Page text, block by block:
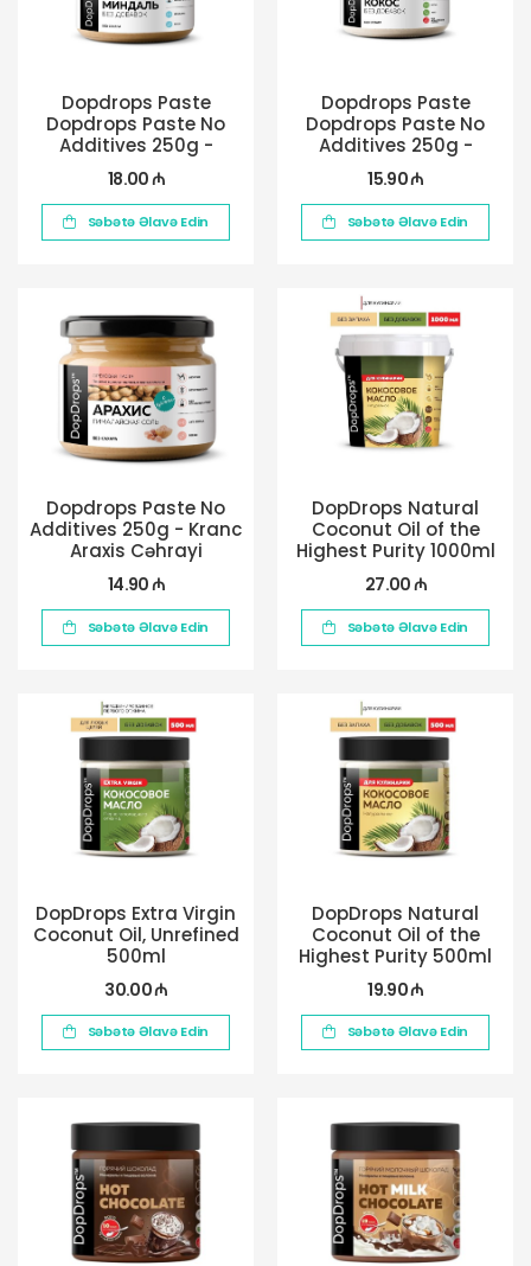
Dopdrops Paste
Dopdrops Paste No
Additives 250g -
Badamlı
18.00 ₼
Səbətə Əlavə Edin
Dopdrops Paste
Dopdrops Paste No
Additives 250g -
Kokos
15.90 ₼
Səbətə Əlavə Edin
Dopdrops Paste No
Additives 250g - Kranc
Araxis Cəhrayi
Himalay duzu ilə
14.90 ₼
Səbətə Əlavə Edin
DopDrops Natural
Coconut Oil of the
Highest Purity 1000ml
27.00 ₼
Səbətə Əlavə Edin
DopDrops Extra Virgin
Coconut Oil, Unrefined
500ml
30.00 ₼
Səbətə Əlavə Edin
DopDrops Natural
Coconut Oil of the
Highest Purity 500ml
19.90 ₼
Səbətə Əlavə Edin